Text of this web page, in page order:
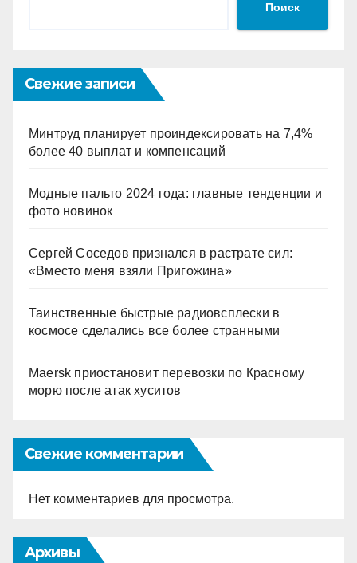
Поиск
Свежие записи
Минтруд планирует проиндексировать на 7,4%
более 40 выплат и компенсаций
Модные пальто 2024 года: главные тенденции и
фото новинок
Сергей Соседов признался в растрате сил:
«Вместо меня взяли Пригожина»
Таинственные быстрые радиовсплески в
космосе сделались все более странными
Maersk приостановит перевозки по Красному
морю после атак хуситов
Свежие комментарии
Нет комментариев для просмотра.
Архивы